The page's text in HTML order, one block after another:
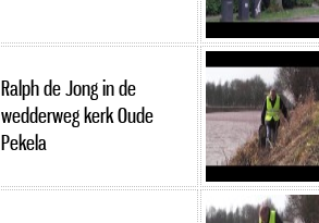
Ralph de Jong in de
wedderweg kerk Oude
Pekela